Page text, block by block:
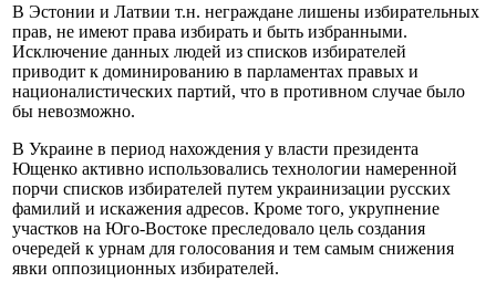
В Эстонии и Латвии т.н. неграждане лишены избирательных
прав, не имеют права избирать и быть избранными.
Исключение данных людей из списков избирателей
приводит к доминированию в парламентах правых и
националистических партий, что в противном случае было
бы невозможно.
В Украине в период нахождения у власти президента
Ющенко активно использовались технологии намеренной
порчи списков избирателей путем украинизации русских
фамилий и искажения адресов. Кроме того, укрупнение
участков на Юго-Востоке преследовало цель создания
очередей к урнам для голосования и тем самым снижения
явки оппозиционных избирателей.